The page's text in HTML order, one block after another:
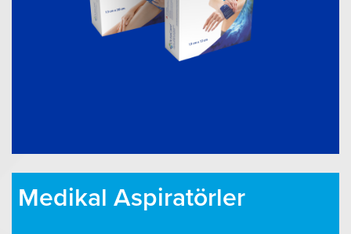
Medikal Aspiratörler